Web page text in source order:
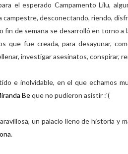
el esperado Campamento Lilu,
campestre, desconectando, riendo,
de semana se desarrolló en torno a
que fue creada, para desayunar,
investigar asesinatos, conspirar,
e inolvidable, en el que echamos
Beque no pudieron asistir :'(
un palacio lleno de historia y
.